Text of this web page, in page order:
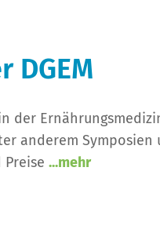
DGEM
der
anderem
...mehr